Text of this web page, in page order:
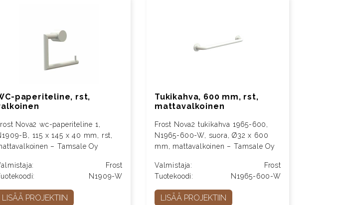
paperiteline, rst,
Nova2 wc-paperiteline 1,
B, 115 x 145 x 40 mm, rst,
– Tamsale Oy
Frost
N1909-W
LISÄÄ PROJEKTIIN
Tukikahva, 600 mm, rst,
mattavalkoinen
Frost Nova2 tukikahva 1965-600,
N1965-600-W, suora, Ø32 x 600
mm, mattavalkoinen – Tamsale Oy
Valmistaja:
Frost
Tuotekoodi:
N1965-600-W
LISÄÄ PROJEKTIIN